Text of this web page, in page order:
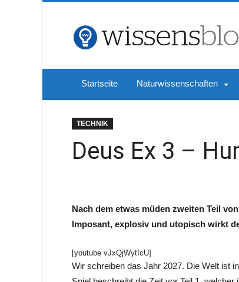
Startseite Naturwissenschaften
TECHNIK
Deus Ex 3 –
Nach dem etwas müden zweiten Teil
Imposant, explosiv und utopisch wirkt
[youtube vJxQjWytIcU]
Wir schreiben das Jahr 2027. Die Welt ist